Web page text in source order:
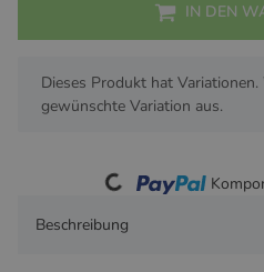
IN DEN
x
Dieses Produkt hat
gewünschte Variation aus.
Loading...
Beschreibung